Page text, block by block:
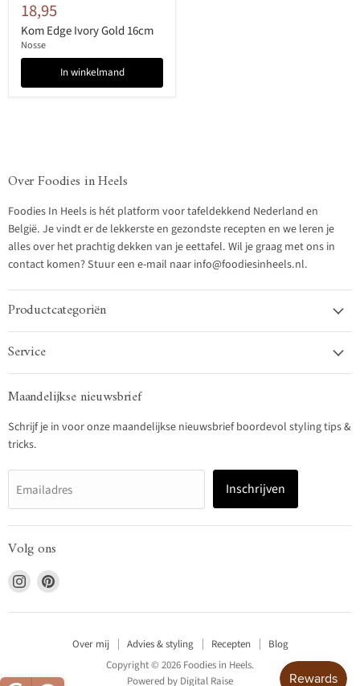
18,95
Kom Edge Ivory Gold 16cm
Nosse
In winkelmand
Over Foodies in Heels
Foodies In Heels is hét platform voor tafeldekkend Nederland en
België. Je vindt er de lekkerste en gezondste recepten en we leren je
alles over het prachtig dekken van je eettafel. Wil je graag met ons in
contact komen? Stuur een e-mail naar info@foodiesinheels.nl.
Productcategoriën
Service
Maandelijkse nieuwsbrief
Schrijf je in voor onze maandelijkse nieuwsbrief boordevol styling tips &
tricks.
Emailadres Inschrijven
Volg ons
Vind
ons
op
Vind
op
Over mij Advies & styling Recepten
Blog
Copyright © 2026 Foodies in Heels.
Powered by Digital Raise